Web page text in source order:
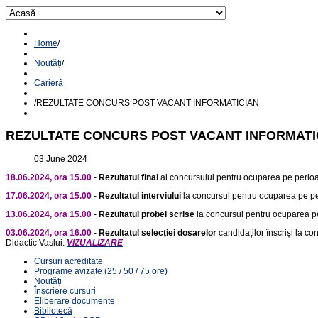
Home/
Noutăți/
Carieră
/REZULTATE CONCURS POST VACANT INFORMATICIAN
REZULTATE CONCURS POST VACANT
03 June 2024
18.06.2024, ora 15.00 - Rezultatul final al concursului pentru ocuparea pe
17.06.2024, ora 15.00 - Rezultatul interviului la concursul pentru ocuparea pe
13.06.2024, ora 15.00 - Rezultatul probei scrise la concursul pentru ocuparea
03.06.2024, ora 16.00 - Rezultatul selecției dosarelor candidaților înscriși la
Didactic Vaslui: VIZUALIZARE
Cursuri acreditate
Programe avizate (25 / 50 / 75 ore)
Noutăți
Înscriere cursuri
Eliberare documente
Bibliotecă